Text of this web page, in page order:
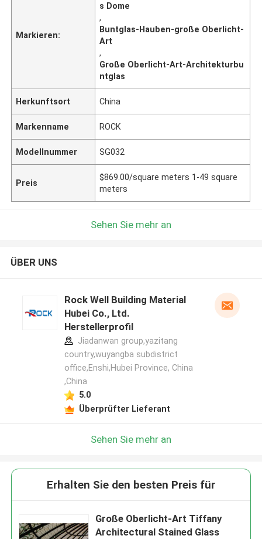
Markieren:
s Dome
,
Buntglas-Hauben-große Oberlicht-
Art
,
Große Oberlicht-Art-Architekturbu
ntglas
Herkunftsort China
Markenname ROCK
Modellnummer SG032
Preis
$869.00/square meters 1-49 square
meters
Sehen Sie mehr an
ÜBER UNS
Rock Well Building Material
Hubei Co., Ltd.
Herstellerprofil
Jiadanwan group,yazitang
country,wuyangba subdistrict
office,Enshi,Hubei Province, China
,China
5.0
Überprüfter Lieferant
Sehen Sie mehr an
Erhalten Sie den besten Preis für
Große Oberlicht-Art Tiffany
Architectural Stained Glass